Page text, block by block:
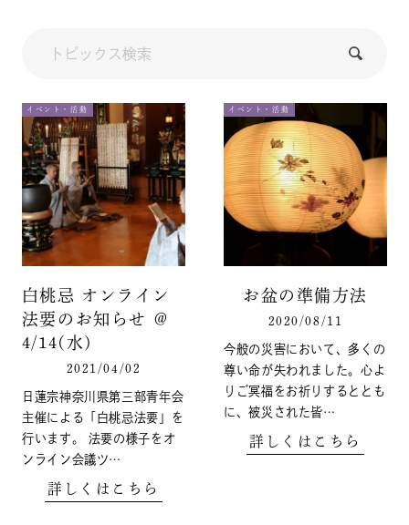
イベント・活動
白桃忌 オンライン
法要のお知らせ ＠
4/14(水)
2021/04/02
日蓮宗神奈川県第三部青年会
主催による「白桃忌法要」を
行います。 法要の様子をオ
ンライン会議ツ…
詳しくはこちら
イベント・活動
お盆の準備方法
2020/08/11
今般の災害において、多くの
尊い命が失われました。心よ
りご冥福をお祈りするととも
に、被災された皆…
詳しくはこちら